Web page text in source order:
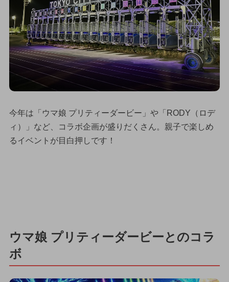
今年は「ウマ娘 プリティーダービー」や「RODY（ロデ
ィ）」など、コラボ企画が盛りだくさん。親子で楽しめ
るイベントが目白押しです！
ウマ娘 プリティーダービーとのコラ
ボ